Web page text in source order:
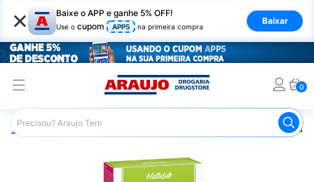
× Baixe o APP e ganhe 5% OFF!
Use o cupom APP5 na primeira compra
Baixar
0
Araujo Medicamentos Remédio para o Estômago e